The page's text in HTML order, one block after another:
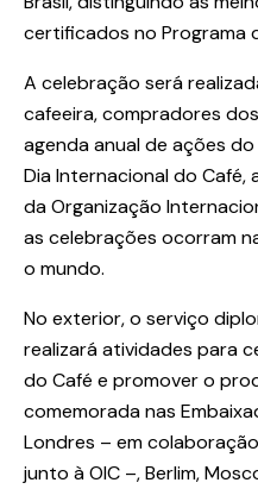
certificados no Programa
A celebração será
cafeeira, compradores
agenda anual de ações
Dia Internacional do
da Organização
as celebrações ocorram
o mundo.
No exterior, o serviço
realizará atividades para
do Café e promover o
comemorada nas
Londres – em
junto à OIC –, Berlim,